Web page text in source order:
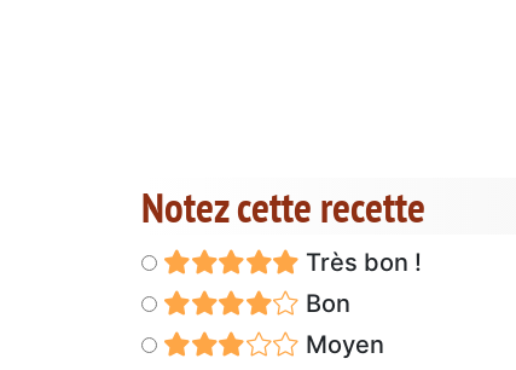
Notez cette recette
Très bon !
Bon
Moyen